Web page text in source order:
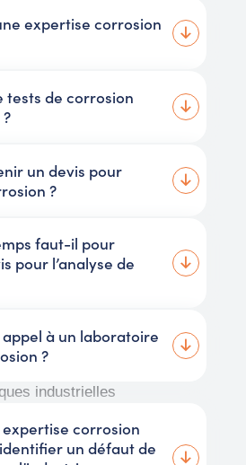
expertise corrosion
tests de corrosion
un devis pour
?
faut-il pour
pour l’analyse de
à un laboratoire
?
industrielles
corrosion
un défaut de